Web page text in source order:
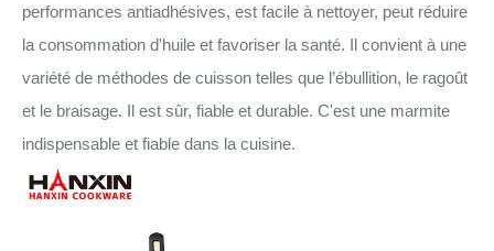
performances antiadhésives, est facile à nettoyer, peut réduire
la consommation d'huile et favoriser la santé. Il convient à une
variété de méthodes de cuisson telles que l’ébullition, le ragoût
et le braisage. Il est sûr, fiable et durable. C'est une marmite
indispensable et fiable dans la cuisine.